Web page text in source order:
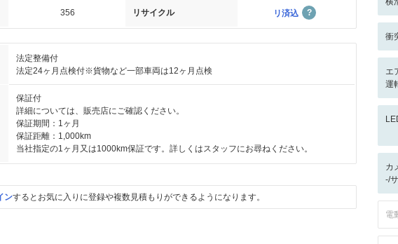
356 リサイクル リ済込
法定整備付
法定24ヶ月点検付※貨物など一部車両は12ヶ月点検
保証付
詳細については、販売店にご確認ください。
保証期間：1ヶ月
保証距離：1,000km
当社指定の1ヶ月又は1000km保証です。詳しくはスタッフにお尋ねください。
ンするとお気に入りに登録や複数見積もりができるようになります。
衝
エ
運
カ
-/
電